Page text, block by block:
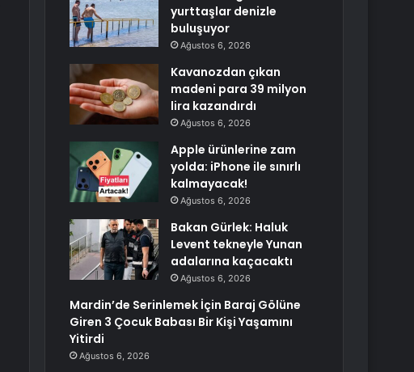
yurttaşlar denizle
buluşuyor
Ağustos 6, 2026
Kavanozdan çıkan
madeni para 39 milyon
lira kazandırdı
Ağustos 6, 2026
Apple ürünlerine zam
yolda: iPhone ile sınırlı
kalmayacak!
Ağustos 6, 2026
Bakan Gürlek: Haluk
Levent tekneyle Yunan
adalarına kaçacaktı
Ağustos 6, 2026
Mardin’de Serinlemek İçin Baraj Gölüne
Giren 3 Çocuk Babası Bir Kişi Yaşamını
Yitirdi
Ağustos 6, 2026